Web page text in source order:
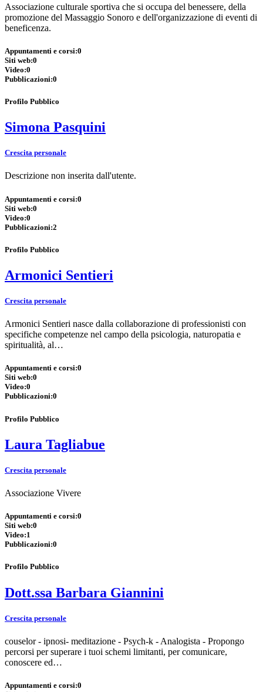
Associazione culturale sportiva che si occupa del benessere, della
promozione del Massaggio Sonoro e dell'organizzazione di eventi di
beneficenza.
Appuntamenti e corsi:0
Siti web:0
Video:0
Pubblicazioni:0
Profilo Pubblico
Simona Pasquini
Crescita personale
Descrizione non inserita dall'utente.
Appuntamenti e corsi:0
Siti web:0
Video:0
Pubblicazioni:2
Profilo Pubblico
Armonici Sentieri
Crescita personale
Armonici Sentieri nasce dalla collaborazione di professionisti con
specifiche competenze nel campo della psicologia, naturopatia e
spiritualità, al…
Appuntamenti e corsi:0
Siti web:0
Video:0
Pubblicazioni:0
Profilo Pubblico
Laura Tagliabue
Crescita personale
Associazione Vivere
Appuntamenti e corsi:0
Siti web:0
Video:1
Pubblicazioni:0
Profilo Pubblico
Dott.ssa Barbara Giannini
Crescita personale
couselor - ipnosi- meditazione - Psych-k - Analogista - Propongo
percorsi per superare i tuoi schemi limitanti, per comunicare,
conoscere ed…
Appuntamenti e corsi:0